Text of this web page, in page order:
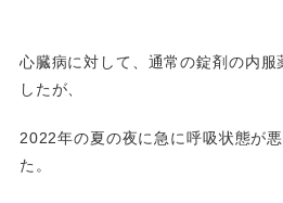
心臓病に対して、通常の錠剤の内服
したが、
2022年の夏の夜に急に呼吸状態が
た。